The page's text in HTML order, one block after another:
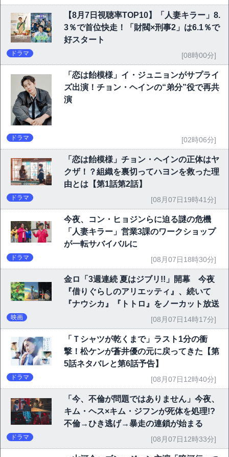
【8月7日視聴率TOP10】「人妻キラー」8.
3％で首位快走！「財閥×刑事2」は6.1％で
好スタート
ドラマ [08時00分]
「恋は飴模様」イ・ジュニョンがサプライ
ズ出演！チョン・ヘインの“弟分”役で再共
演
ドラマ [02時06分]
「恋は飴模様」チョン・ヘインの正体はヤ
クザ！？組織を裏切ってハヨンを救った理
由とは【第1話第2話】
ドラマ [08月07日19時41分]
今夜、コン・ヒョジンらに迫る謎の危機
「人妻キラー」営業3課のワークショップ
が一転サバイバルに
ドラマ [08月07日18時30分]
金ロ「3週連続 夏はジブリ!!」開幕 今夜
『借りぐらしのアリエッティ』、続いて
『ナウシカ』『トトロ』をノーカット放送
映画 [08月07日14時17分]
「Ｔシャツが乾くまで」ラスト1分の衝
撃！松ケンが蒼井優の元に戻ってきた【第
5話ネタバレと第6話予告】
ドラマ [08月07日12時40分]
「今、不倫が問題ではありません」今夜、
キム・ヘス×キム・ジフンが死体を処理!?
不倫→ひき逃げ→暴走の連鎖が始まる
ドラマ [08月07日12時33分]